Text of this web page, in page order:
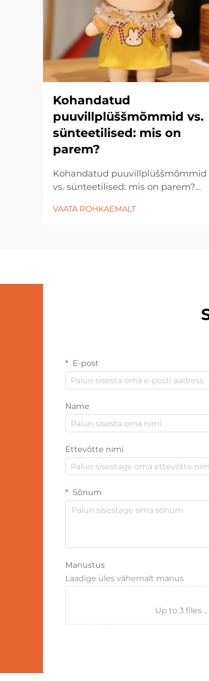
Kohandatud
puuvillplüššmõmmid vs.
sünteetilised: mis on
parem?
Kohandatud puuvillplüššmõmmid
vs. sünteetilised: mis on parem?
laste, kogujate ja kingituste ostjate
VAATA ROHKAEMALT
E-post
Name
Ettevõtte nimi
Sõnum
Manustus
Laadige üles vähemalt manus
Up to 3 files